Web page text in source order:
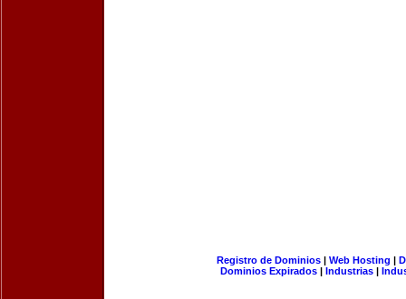
Registro de Dominios| Web Hosting |
Dominios Expirados | Industrias |